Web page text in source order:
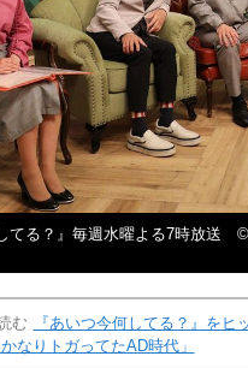
てる？』毎週水曜よる7時放送
む
『あいつ今何してる？』をヒ
かなりトガってたAD時代」